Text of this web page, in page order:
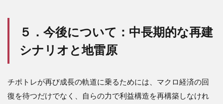
５．今後について：中長期的な再建
シナリオと地雷原
チポトレが再び成長の軌道に乗るためには、マクロ経済の回
復を待つだけでなく、自らの力で利益構造を再構築しなけれ